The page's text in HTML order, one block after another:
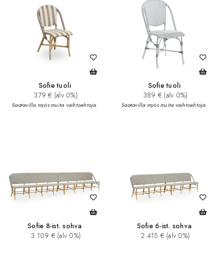
Sofie tuoli
379 € (alv 0%)
Saatavilla myös muita vaihtoehtoja.
Sofie tuoli
389 € (alv 0%)
Saatavilla myös muita vaihtoehtoja.
Sofie 8-ist. sohva
3 109 € (alv 0%)
Sofie 6-ist. sohva
2 415 € (alv 0%)